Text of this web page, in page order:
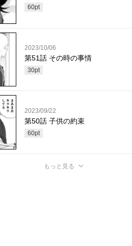
60pt
2023/10/06
第51話 その時の事情
30pt
2023/09/22
第50話 子供の約束
60pt
もっと見る